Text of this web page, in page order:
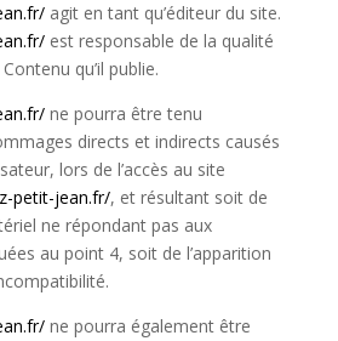
agit en tant qu’éditeur du site.
est responsable de la qualité
qu’il publie.
ne pourra être tenu
directs et indirects causés
lors de l’accès au site
petit-jean.fr/, et résultant soit de
ne répondant pas aux
au point 4, soit de l’apparition
ne pourra également être